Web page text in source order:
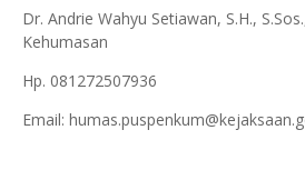
Dr. Andrie Wahyu Setiawan, S.H.,
Kehumasan
Hp. 081272507936
Email: